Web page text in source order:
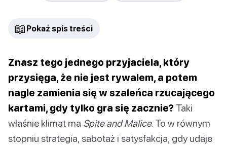
📖 Pokaż spis treści
Znasz tego jednego przyjaciela, który
przysięga, że nie jest rywalem, a potem
nagle zamienia się w szaleńca rzucającego
kartami, gdy tylko gra się zacznie? Taki
właśnie klimat ma Spite and Malice. To w równym
stopniu strategia, sabotaż i satysfakcja, gdy udaje